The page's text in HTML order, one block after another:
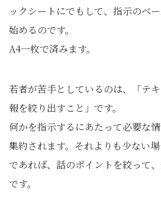
ックシートにでもして、指示のベ
始めるのです。
A4一枚で済みます。
若者が苦手としているのは、「テ
報を絞り出すこと」です。
何かを指示するにあたって必要な
集約されます。それよりも少ない場
であれば、話のポイントを絞って
です。